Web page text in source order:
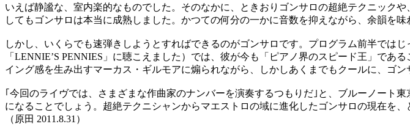
いえば静謐な、室内楽的なものでした。そのなかに、ときおりゴンサロの超絶テクニック
してもゴンサロは本当に成熟しました。かつての何分の一かに音数を抑えながら、余韻を味
しかし、いくらでも速弾きしようとすればできるのがゴンサロです。プログラム前半では
「LENNIE’S PENNIES」に聴こえました）では、彼が今も「ピアノ界のスピード王」で
イング感を生み出すマーカス・ギルモアに煽られながら、しかしあくまでもクールに、ゴン
｢今回のライヴでは、さまざまな作曲家のナンバーを演奏するつもりだ｣と、ブルーノート
になることでしょう。超絶テクニシャンからマエストロの域に進化したゴンサロの現在を、
（原田 2011.8.31）